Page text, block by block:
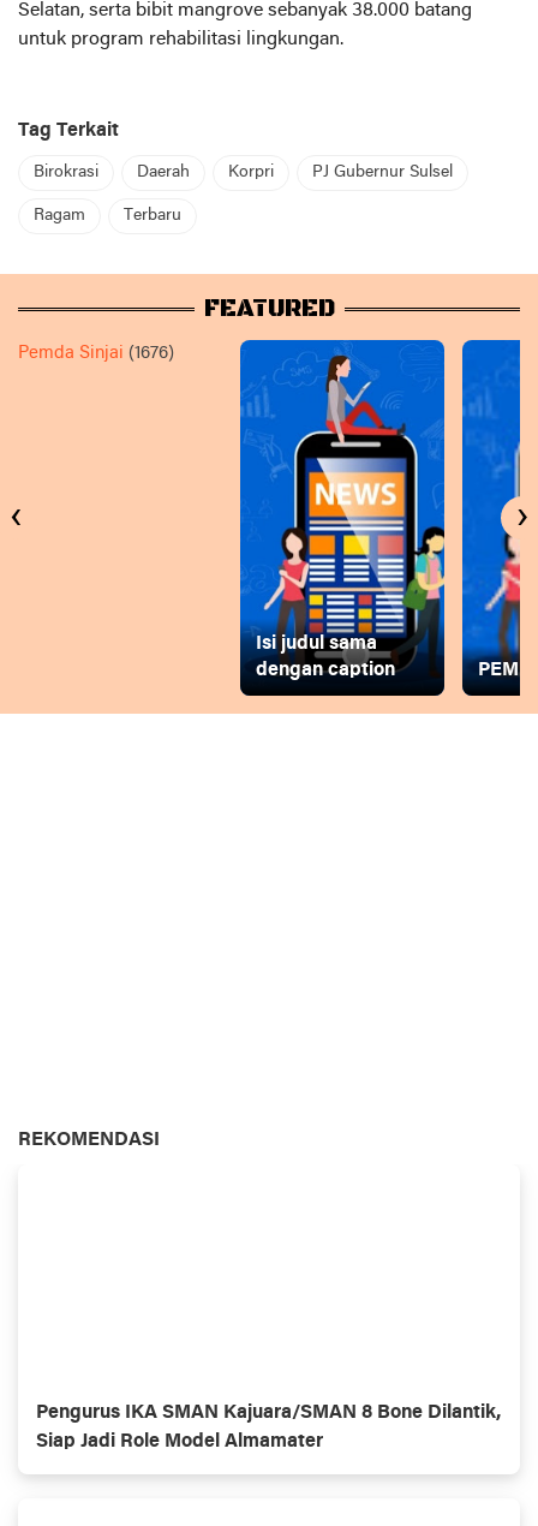
Selatan, serta bibit mangrove sebanyak 38.000 batang
untuk program rehabilitasi lingkungan.
Tag Terkait
Birokrasi Daerah Korpri PJ Gubernur Sulsel
Ragam Terbaru
FEATURED
Pemda Sinjai (1676)
Isi judul sama
dengan caption
‹ ›
REKOMENDASI
Pengurus IKA SMAN Kajuara/SMAN 8 Bone Dilantik,
Siap Jadi Role Model Almamater